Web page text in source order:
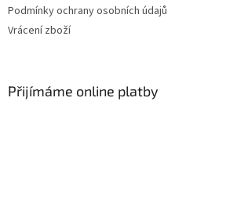
Podmínky ochrany osobních údajů
Vrácení zboží
Přijímáme online platby